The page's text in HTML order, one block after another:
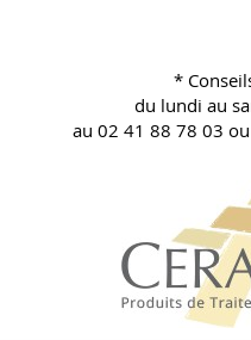
*
du lundi au
au 02 41 88 78 03